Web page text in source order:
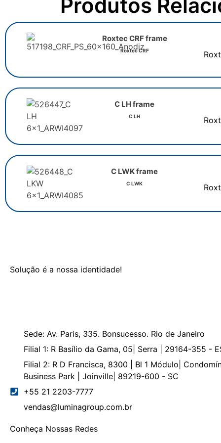
Produtos
Roxtec CRF frame
Roxtec CRF
C LH frame
C LH
C LWK frame
C LWK
Solução é a nossa identidade!
Sede: Av. Paris, 335. Bonsucesso. Rio de Janeiro
Filial 1: R Basílio da Gama, 05| Serra | 29164-355 -
Filial 2: R D Francisca, 8300 | Bl 1 Módulo|
Business Park | Joinville| 89219-600 - SC
+55 21 2203-7777
vendas@luminagroup.com.br
Conheça Nossas Redes